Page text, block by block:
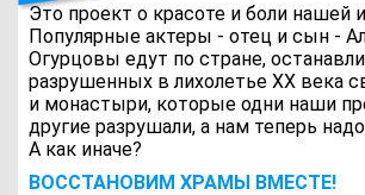
Это проект о красоте и боли нашей
Популярные актеры - отец и сын -
Огурцовы едут по стране,
разрушенных в лихолетье ХХ века
и монастыри, которые одни наши
другие разрушали, а нам теперь
А как иначе?
ВОCСТАНОВИМ ХРАМЫ ВМЕСТЕ!